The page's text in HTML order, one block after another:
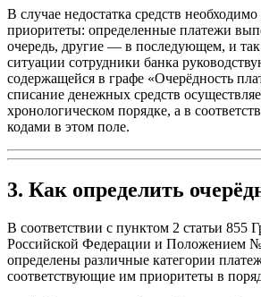
В случае недостатка средств необходимо
приоритеты: определенные платежи
очередь, другие — в последующем, и так
ситуации сотрудники банка
содержащейся в графе «Очерёдность
списание денежных средств
хронологическом порядке, а в
кодами в этом поле.
3. Как определить
В соответствии с пунктом 2 статьи 855
Российской Федерации и Положением
определены различные категории
соответствующие им приоритеты в